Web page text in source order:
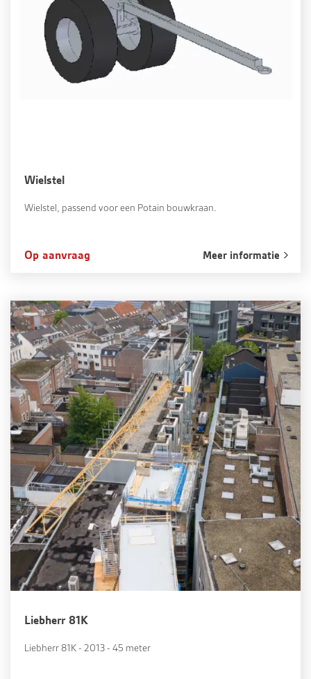
Wielstel
Wielstel, passend voor een Potain bouwkraan.
Op aanvraag Meer informatie
Liebherr 81K
Liebherr 81K - 2013 - 45 meter